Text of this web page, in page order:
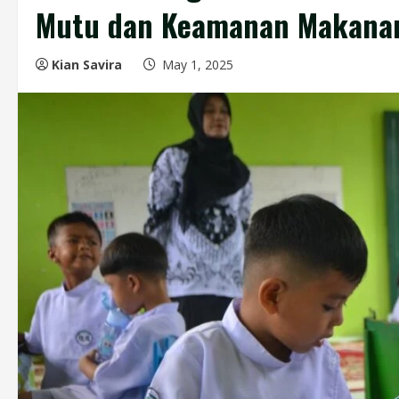
Mutu dan Keamanan
Kian Savira May 1, 2025